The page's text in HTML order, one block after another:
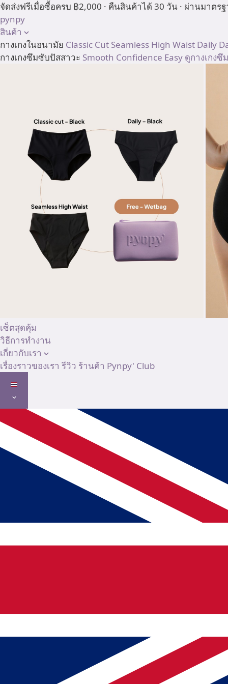
Skip
to
content
จัดส่งฟรีเมื่อซื้อครบ ฿2,000 · คืนสินค้าได้ 30 วัน · ผ่านมาตรฐ
pynpy
สินค้า
กางเกงในอนามัย Classic Cut Seamless High Waist Daily
กางเกงซึมซับปัสสาวะ Smooth Confidence Easy ดูกางเกง
เซ็ตสุดคุ้ม
วิธีการทำงาน
เกี่ยวกับเรา
เรื่องราวของเรา รีวิว ร้านค้า Pynpy' Club